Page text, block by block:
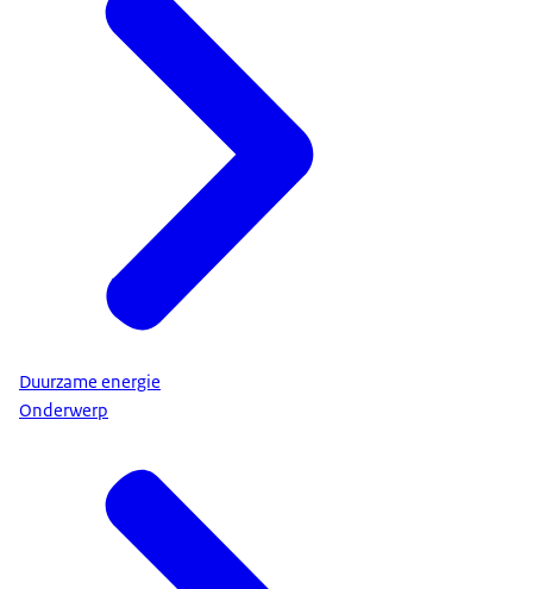
Duurzame energie
Onderwerp